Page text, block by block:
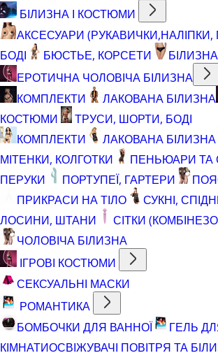
БІЛИЗНА І КОСТЮМИ
АКСЕСУАРИ (РУКАВИЧКИ,НАЛІПКИ,
БОДІ
БЮСТЬЕ, КОРСЕТИ
ЕРОТИЧНА ЧОЛОВІЧА БІЛИЗНА
КОМПЛЕКТИ
ЛАКОВАНА БІЛИЗНА
КОСТЮМИ
ТРУСИ, ШОРТИ, БОДІ
КОМПЛЕКТИ
ЛАКОВАНА БІЛИЗНА
МІТЕНКИ, КОЛГОТКИ
ПЕНЬЮАРИ ТА
ПЕРУКИ
ПОРТУПЕЇ, ГАРТЕРИ
ПРИКРАСИ НА ТІЛО
СУКНІ,
ЛОСИНИ, ШТАНИ
СІТКИ
ЧОЛОВІЧА БІЛИЗНА
ІГРОВІ КОСТЮМИ
СЕКСУАЛЬНІ МАСКИ
РОМАНТИКА
БОМБОЧКИ ДЛЯ ВАННОЇ
ГЕЛЬ
КІМНАТИОСВІЖУВАЧІ ПОВІТРЯ ТА